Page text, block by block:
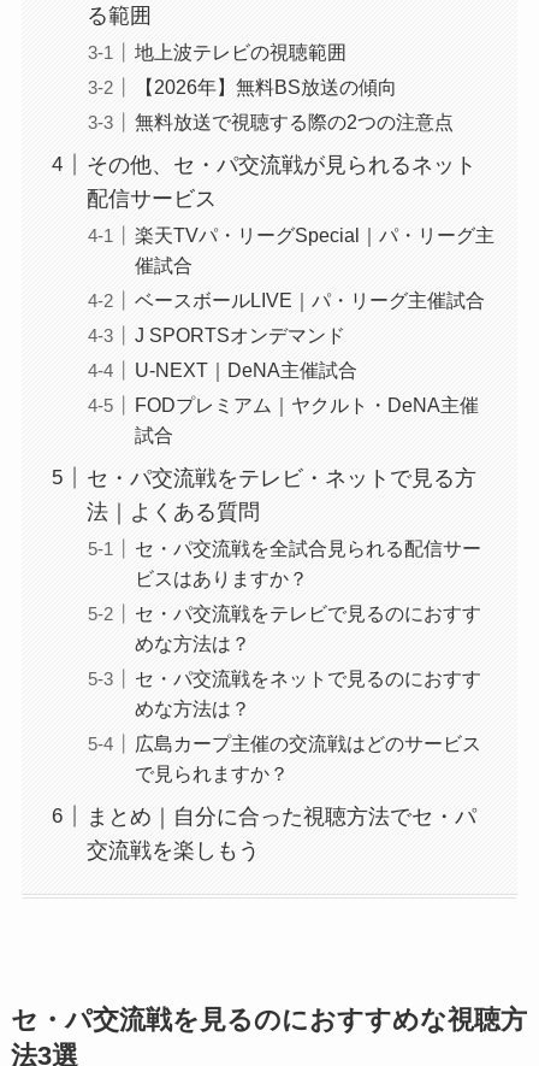
る範囲
地上波テレビの視聴範囲
【2026年】無料BS放送の傾向
無料放送で視聴する際の2つの注意点
その他、セ・パ交流戦が見られるネット
配信サービス
楽天TVパ・リーグSpecial｜パ・リーグ主
催試合
ベースボールLIVE｜パ・リーグ主催試合
J SPORTSオンデマンド
U-NEXT｜DeNA主催試合
FODプレミアム｜ヤクルト・DeNA主催
試合
セ・パ交流戦をテレビ・ネットで見る方
法｜よくある質問
セ・パ交流戦を全試合見られる配信サー
ビスはありますか？
セ・パ交流戦をテレビで見るのにおすす
めな方法は？
セ・パ交流戦をネットで見るのにおすす
めな方法は？
広島カープ主催の交流戦はどのサービス
で見られますか？
まとめ｜自分に合った視聴方法でセ・パ
交流戦を楽しもう
セ・パ交流戦を見るのにおすすめな視聴方
法3選